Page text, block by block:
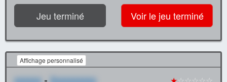
Jeu terminé Voir le jeu terminé
Affichage personnalisé